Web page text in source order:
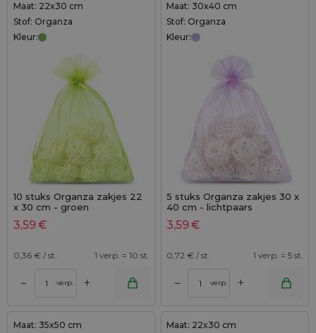
Maat: 22x30 cm
Stof: Organza
Kleur:
10 stuks Organza zakjes 22
x 30 cm - groen
3,59€
0,36 € / st. 1 verp. = 10 st.
– verp. +
Maat: 30x40 cm
Stof: Organza
Kleur:
5 stuks Organza zakjes 30 x
40 cm - lichtpaars
3,59€
0,72 € / st. 1 verp. = 5 st.
– verp. +
Maat: 35x50 cm
Maat: 22x30 cm